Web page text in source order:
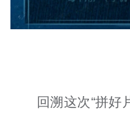
回溯这次“拼好